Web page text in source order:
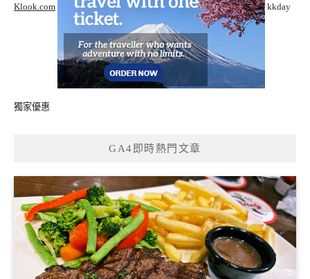
Klook.com kkday
獨家優惠
GA4即時熱門文章